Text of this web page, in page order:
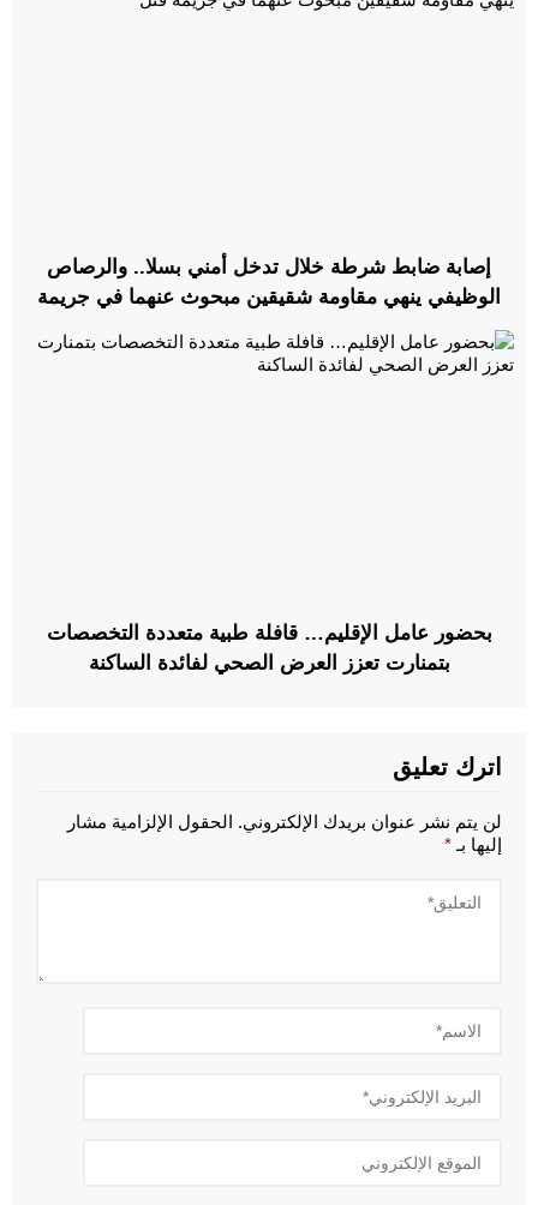
إصابة ضابط شرطة خلال تدخل أمني بسلا.. والرصاص
الوظيفي ينهي مقاومة شقيقين مبحوث عنهما في جريمة
بحضور عامل الإقليم… قافلة طبية متعددة التخصصات
بتمنارت تعزز العرض الصحي لفائدة الساكنة
اترك تعليق
لن يتم نشر عنوان بريدك الإلكتروني. الحقول الإلزامية مشار
إليها بـ *